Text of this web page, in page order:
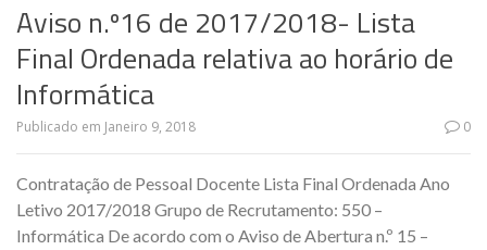
Aviso n.º16 de 2017/2018- Lista
Final Ordenada relativa ao horário de
Informática
Publicado em Janeiro 9, 2018 0
Contratação de Pessoal Docente Lista Final Ordenada Ano
Letivo 2017/2018 Grupo de Recrutamento: 550 –
Informática De acordo com o Aviso de Abertura n.º 15 –